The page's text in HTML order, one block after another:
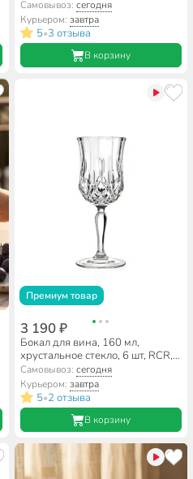
Marilyn, 49454
Самовывоз: сегодня
Курьером: завтра
5•3 отзыва
В корзину
Премиум товар
3 190 ₽
Бокал для вина, 160 мл,
хрустальное стекло, 6 шт, RCR,
Opera, 55379
Самовывоз: сегодня
Курьером: завтра
5•2 отзыва
В корзину